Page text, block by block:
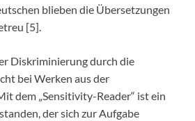
blieben die Übersetzungen
[5].
Diskriminierung durch die
bei Werken aus der
dem „Sensitivity-Reader“ ist ein
der sich zur Aufgabe